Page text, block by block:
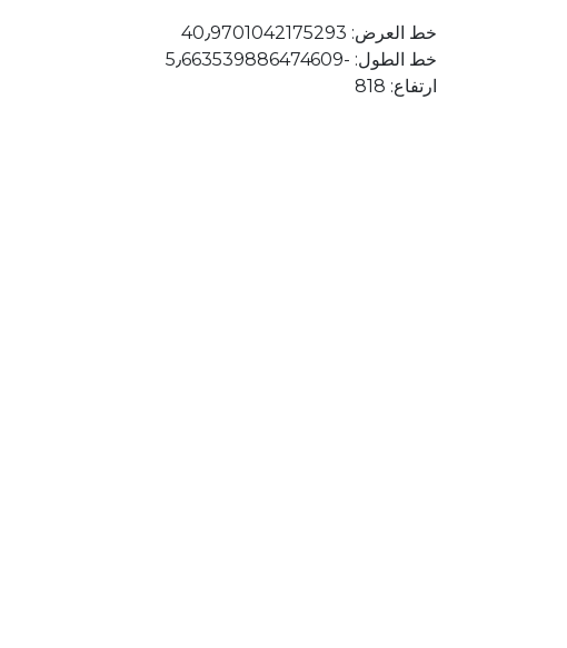
خط العرض: 40٫9701042175293
خط الطول: ؜-5٫663539886474609
ارتفاع: 818